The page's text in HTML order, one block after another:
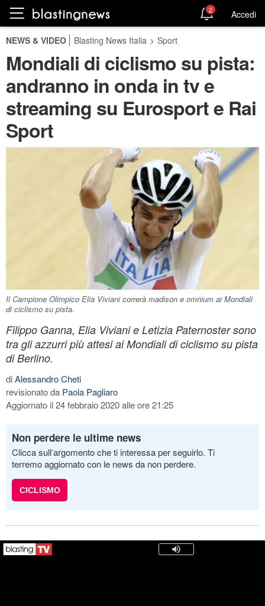
2 Accedi
NEWS & VIDEO Blasting News Italia > Sport
Mondiali di ciclismo su pista:
andranno in onda in tv e
streaming su Eurosport e Rai
Sport
Il Campione Olimpico Elia Viviani correrà madison e omnium ai Mondiali
di ciclismo su pista.
Filippo Ganna, Elia Viviani e Letizia Paternoster sono
tra gli azzurri più attesi ai Mondiali di ciclismo su pista
di Berlino.
diAlessandro Cheti
revisionato da Paola Pagliaro
Aggiornato il 24 febbraio 2020 alle ore 21:25
Non perdere le ultime news
Clicca sull’argomento che ti interessa per seguirlo. Ti
terremo aggiornato con le news da non perdere.
CICLISMO